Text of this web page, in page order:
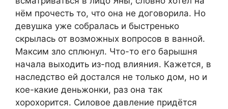
нём прочесть то, что она не договорила. Но
девушка уже собралась и быстренько
скрылась от возможных вопросов в ванной.
Максим зло сплюнул. Что-то его барышня
начала выходить из-под влияния. Кажется, в
наследство ей достался не только дом, но и
кое-какие деньжонки, раз она так
хорохорится. Силовое давление придётся